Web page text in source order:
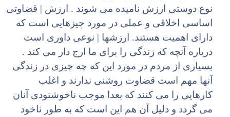
نوع دوستی ارزش نامیده می شوند . ارزش | قضاوتی
اساسی اخلاقی و عملی در مورد چیزهایی است که
دارای اهمیت هستند. ارزشها | نوعی داوری است
درباره آنچه که زندگی را برای ما ارج دار می کند .
بسیاری از مردم در مورد این که چه چیزی در زندگی
آنها مهم است قضاوت روشنی ندارند و اغلب
کارهایی را می کنند که بعدا موجب ناخوشنودی آنان
می گردد و دلیل آن هم این است که به طور ناخود